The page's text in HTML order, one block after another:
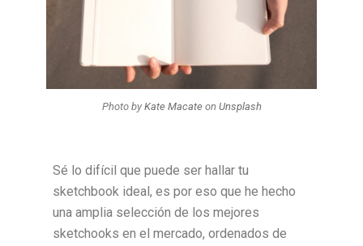
Photo by Kate Macateon Unsplash
Sé lo difícil que puede ser hallar tu
sketchbook ideal, es por eso que he hecho
una amplia selección de los mejores
sketchooks en el mercado, ordenados de